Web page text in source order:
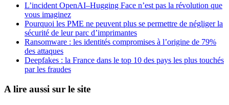
L’incident OpenAI–Hugging Face n’est pas la révolution que
vous imaginez
Pourquoi les PME ne peuvent plus se permettre de négliger la
sécurité de leur parc d’imprimantes
Ransomware : les identités compromises à l’origine de 79%
des attaques
Deepfakes : la France dans le top 10 des pays les plus touchés
par les fraudes
A lire aussi sur le site